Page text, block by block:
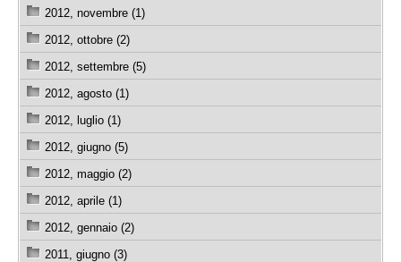
2012, novembre (1)
2012, ottobre (2)
2012, settembre (5)
2012, agosto (1)
2012, luglio (1)
2012, giugno (5)
2012, maggio (2)
2012, aprile (1)
2012, gennaio (2)
2011, giugno (3)